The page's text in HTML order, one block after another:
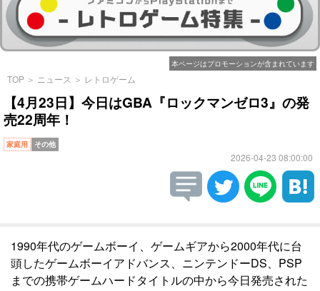
本ページはプロモーションが含まれています
TOP ＞ ニュース ＞ レトロゲーム
【4月23日】今日はGBA『ロックマンゼロ3』の発
売22周年！
家庭用 その他
2026-04-23 08:00:00
1990年代のゲームボーイ、ゲームギアから2000年代に台
頭したゲームボーイアドバンス、ニンテンドーDS、PSP
までの携帯ゲームハードタイトルの中から今日発売された